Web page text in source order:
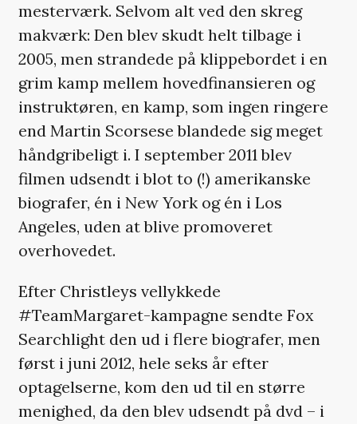
mesterværk. Selvom alt ved den skreg
makværk: Den blev skudt helt tilbage i
2005, men strandede på klippebordet i en
grim kamp mellem hovedfinansieren og
instruktøren, en kamp, som ingen ringere
end Martin Scorsese blandede sig meget
håndgribeligt i. I september 2011 blev
filmen udsendt i blot to (!) amerikanske
biografer, én i New York og én i Los
Angeles, uden at blive promoveret
overhovedet.
Efter Christleys vellykkede
#TeamMargaret-kampagne sendte Fox
Searchlight den ud i flere biografer, men
først i juni 2012, hele seks år efter
optagelserne, kom den ud til en større
menighed, da den blev udsendt på dvd – i